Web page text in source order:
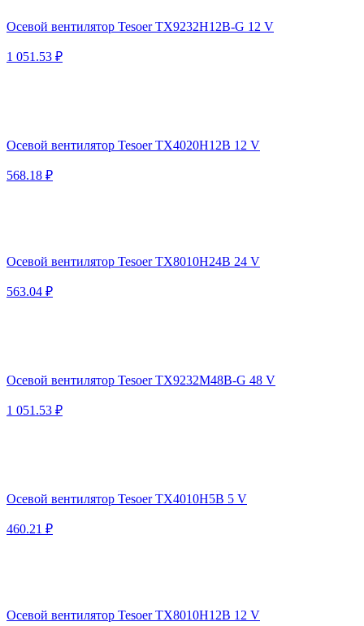
Осевой вентилятор Tesoer TX9232H12B-G 12 V
1 051.53 ₽
Осевой вентилятор Tesoer TX4020H12B 12 V
568.18 ₽
Осевой вентилятор Tesoer TX8010H24B 24 V
563.04 ₽
Осевой вентилятор Tesoer TX9232M48B-G 48 V
1 051.53 ₽
Осевой вентилятор Tesoer TX4010H5B 5 V
460.21 ₽
Осевой вентилятор Tesoer TX8010H12B 12 V